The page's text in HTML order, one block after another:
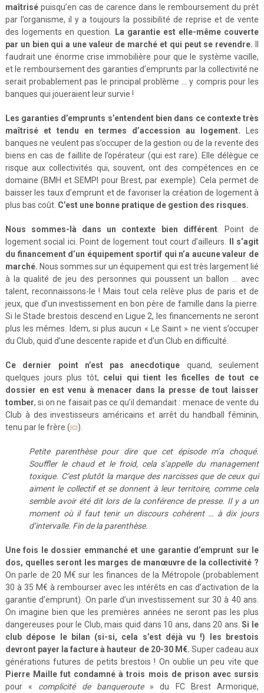
maîtrisépuisqu’en cas de carence dans le remboursement du prêt
par l’organisme, il y a toujours la possibilité de reprise et de vente
des logements en question.
La garantie est elle-même couverte
par un bien qui a une valeur de marché et qui peut se revendre.
faudrait une énorme crise immobilière pour que le système vacille,
et le remboursement des garanties d’emprunts par la collectivité ne
serait probablement pas le principal problème … y compris pour les
banques qui joueraient leur survie !
Les garanties d’emprunts s’entendent bien dans ce contexte très
maîtrisé et tendu en termes d’accession au logement. Les
banques ne veulent pas s’occuper de la gestion ou de la revente des
biens en cas de faillite de l’opérateur (qui est rare). Elle délègue ce
risque aux collectivités qui, souvent, ont des compétences en ce
domaine (BMH et SEMPI pour Brest, par exemple). Cela permet de
baisser les taux d’emprunt et de favoriser la création de logement à
plus bas coût. C’est une bonne pratique de gestion des risques.
Nous sommes-là dans un contexte bien différent. Point de
logement social ici. Point de logement tout court d’ailleurs.
Il s’agit
du financement d’un équipement sportif qui n’a aucune valeur de
marché. Nous sommes sur un équipement qui est très largement lié
à la qualité de jeu des personnes qui poussent un ballon … avec
talent, reconnaissons-le ! Mais tout cela relève plus de paris et de
jeux, que d’un investissement en bon père de famille dans la pierre.
Si le Stade brestois descend en Ligue 2, les financements ne seront
plus les mêmes. Idem, si plus aucun « Le Saint » ne vient s’occuper
du Club, quid d’une descente rapide et d’un Club en difficulté.
Ce dernier point n’est pas anecdotique quand, seulement
quelques jours plus tôt, celui qui tient les ficelles de tout ce
dossier en est venu à menacer dans la presse de tout laisser
tomber, si on ne faisait pas ce qu’il demandait : menace de vente du
Club à des investisseurs américains et arrêt du handball féminin,
tenu par le frère (ici).
Petite parenthèse pour dire que cet épisode m’a choqué.
Souffler le chaud et le froid, cela s’appelle du management
toxique. C’est plutôt la marque des narcisses que de ceux qui
aiment le collectif et se donnent à leur territoire, comme cela
semble avoir été dit lors de la conférence de presse. Il y a un
moment où il faut tenir un discours cohérent … à dix jours
d’intervalle. Fin de la parenthèse.
Une fois le dossier emmanché et une garantie d’emprunt sur le
dos, quelles seront les marges de manœuvre de la collectivité ?
On parle de 20 M€ sur les finances de la Métropole (probablement
30 à 35 M€ à rembourser avec les intérêts en cas d’activation de la
garantie d’emprunt). On parle d’un investissement sur 30 à 40 ans.
On imagine bien que les premières années ne seront pas les plus
dangereuses pour le Club, mais quid dans 10 ans, dans 20 ans.Si le
club dépose le bilan (si-si, cela s’est déjà vu !) les brestois
devront payer la facture à hauteur de 20-30 M€. Super cadeau aux
générations futures de petits brestois ! On oublie un peu vite que
Pierre Maille fut condamné à trois mois de prison avec sursis
pour « complicité de banqueroute» du FC Brest Armorique,